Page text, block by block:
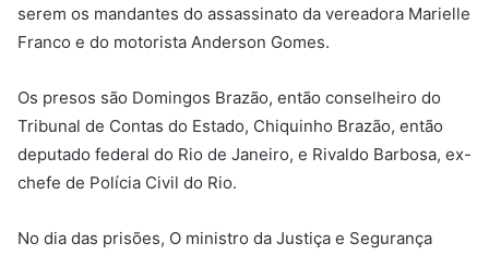
serem os mandantes do assassinato da vereadora Marielle
Franco e do motorista Anderson Gomes.
Os presos são Domingos Brazão, então conselheiro do
Tribunal de Contas do Estado, Chiquinho Brazão, então
deputado federal do Rio de Janeiro, e Rivaldo Barbosa, ex-
chefe de Polícia Civil do Rio.
No dia das prisões, O ministro da Justiça e Segurança